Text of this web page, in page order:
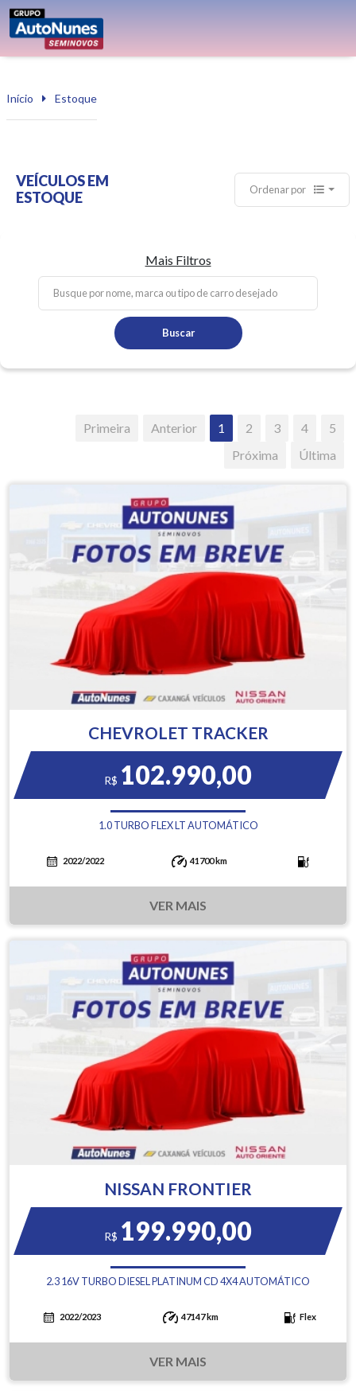
Início Estoque
VEÍCULOS EM
ESTOQUE
Ordenar por
Mais Filtros
Buscar
Primeira Anterior 1 2 3 4
5
Próxima
Última
CHEVROLET TRACKER
R$ 102.990,00
1.0 TURBO FLEX LT AUTOMÁTICO
2022/2022 41700 km
VER MAIS
NISSAN FRONTIER
R$ 199.990,00
2.3 16V TURBO DIESEL PLATINUM CD 4X4 AUTOMÁTICO
2022/2023 47147 km Flex
VER MAIS